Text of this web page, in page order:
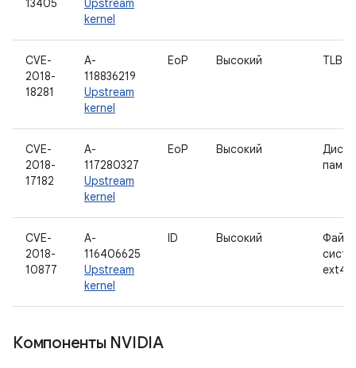
13405
Upstream
kernel
CVE-
2018-
18281
A-
118836219
Upstream
kernel
EoP Высокий TLB
CVE-
2018-
17182
A-
117280327
Upstream
kernel
EoP Высокий
CVE-
2018-
10877
A-
116406625
Upstream
kernel
ID Высокий
ext4
Компоненты NVIDIA